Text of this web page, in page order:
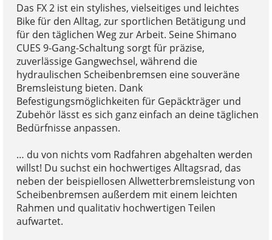
Das FX 2 ist ein stylishes, vielseitiges und leichtes
Bike für den Alltag, zur sportlichen Betätigung und
für den täglichen Weg zur Arbeit. Seine Shimano
CUES 9-Gang-Schaltung sorgt für präzise,
zuverlässige Gangwechsel, während die
hydraulischen Scheibenbremsen eine souveräne
Bremsleistung bieten. Dank
Befestigungsmöglichkeiten für Gepäckträger und
Zubehör lässt es sich ganz einfach an deine täglichen
Bedürfnisse anpassen.
… du von nichts vom Radfahren abgehalten werden
willst! Du suchst ein hochwertiges Alltagsrad, das
neben der beispiellosen Allwetterbremsleistung von
Scheibenbremsen außerdem mit einem leichten
Rahmen und qualitativ hochwertigen Teilen
aufwartet.